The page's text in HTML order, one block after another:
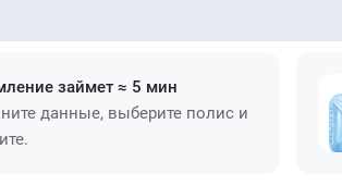
займет ≈ 5 мин
данные, выберите полис и